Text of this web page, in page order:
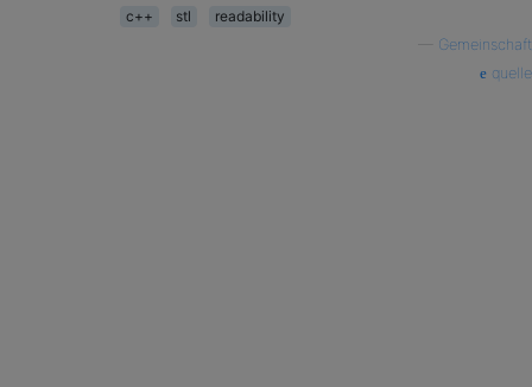
c++ stl
readability
Gemeinschaft
quelle